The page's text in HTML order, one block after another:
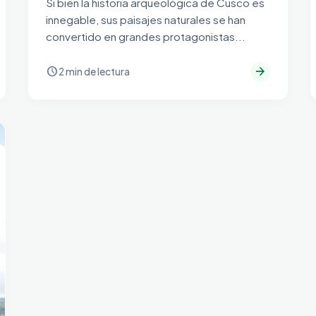
innegable, sus paisajes naturales se han
convertido en grandes protagonistas...
schedule2 min de lectura arrow_forward